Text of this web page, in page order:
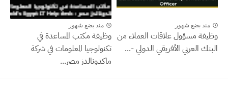
منذ بضع شهور
وظيفة مسؤول علاقات العملاء من
البنك العربي الأفريقي الدولي -...
منذ بضع شهور
وظيفة مكتب المساعدة في
تكنولوجيا المعلومات في شركة
ماكدونالدز مصر...